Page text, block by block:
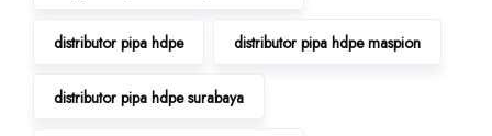
distributor pipa hdpe distributor pipa hdpe maspion
distributor pipa hdpe surabaya